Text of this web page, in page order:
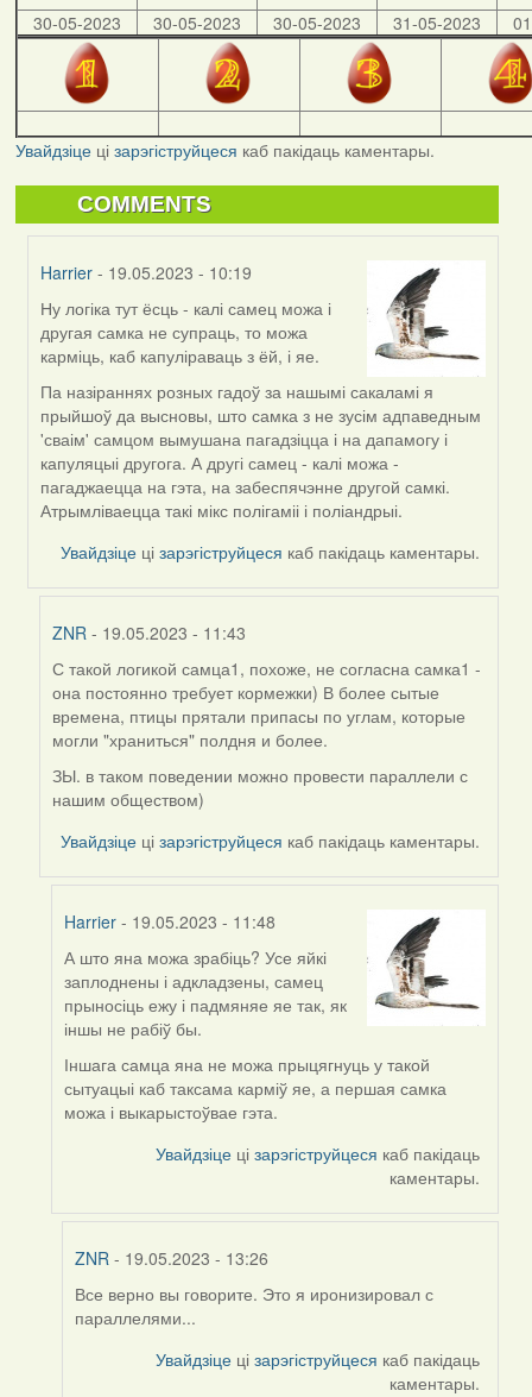
30-05-2023 30-05-2023 30-05-2023 31-05-2023
Увайдзіцеці зарэгіструйцеся каб пакідаць каментары.
COMMENTS
Harrier - 19.05.2023 - 10:19
In
reply
to
by
ZNR
Ну логіка тут ёсць - калі самец можа і
другая самка не супраць, то можа
карміць, каб капуліраваць з ёй, і яе.
Па назіраннях розных гадоў за нашымі сакаламі я
прыйшоў да высновы, што самка з не зусім адпаведным
'сваім' самцом вымушана пагадзіцца і на дапамогу і
капуляцыі другога. А другі самец - калі можа -
пагаджаецца на гэта, на забеспячэнне другой самкі.
Атрымліваецца такі мікс полігаміі і поліандрыі.
Увайдзіце цізарэгіструйцеся каб пакідаць каментары.
ZNR - 19.05.2023 - 11:43
In
reply
to
by
Harrier
С такой логикой самца1, похоже, не согласна самка1 -
она постоянно требует кормежки) В более сытые
времена, птицы прятали припасы по углам, которые
могли "храниться" полдня и более.
ЗЫ. в таком поведении можно провести параллели с
нашим обществом)
Увайдзіце цізарэгіструйцеся каб пакідаць каментары.
Harrier- 19.05.2023 - 11:48
In
reply
to
by
ZNR
А што яна можа зрабіць? Усе яйкі
заплоднены і адкладзены, самец
прыносіць ежу і падмяняе яе так, як
іншы не рабіў бы.
Іншага самца яна не можа прыцягнуць у такой
сытуацыі каб таксама карміў яе, а першая самка
можа і выкарыстоўвае гэта.
Увайдзіце цізарэгіструйцеся каб пакідаць
каментары.
ZNR - 19.05.2023 - 13:26
In
reply
Все верно вы говорите. Это я иронизировал с
параллелями...
Увайдзіце цізарэгіструйцеся каб пакідаць
каментары.